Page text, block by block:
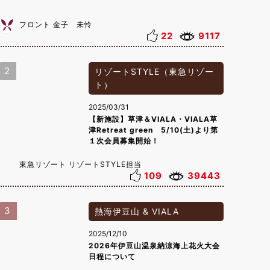
フロント 金子 未怜
22 9117
2
リゾートSTYLE（東急リゾー
ト）
2025/03/31
【新施設】草津＆VIALA・VIALA草
津Retreat green 5/10(土)より第
１次会員募集開始！
東急リゾート リゾートSTYLE担当
109 39443
3 熱海伊豆山 & VIALA
2025/12/10
2026年伊豆山温泉納涼海上花火大会
日程について